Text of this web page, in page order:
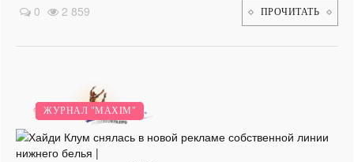
0 2 859 ПРОЧИТАТЬ
НОВИНКИ.
ВИДЕО.
БОЛЕЗНИ.
ИНТЕРВЬЮ
ЖУРНАЛ "MAXIM"